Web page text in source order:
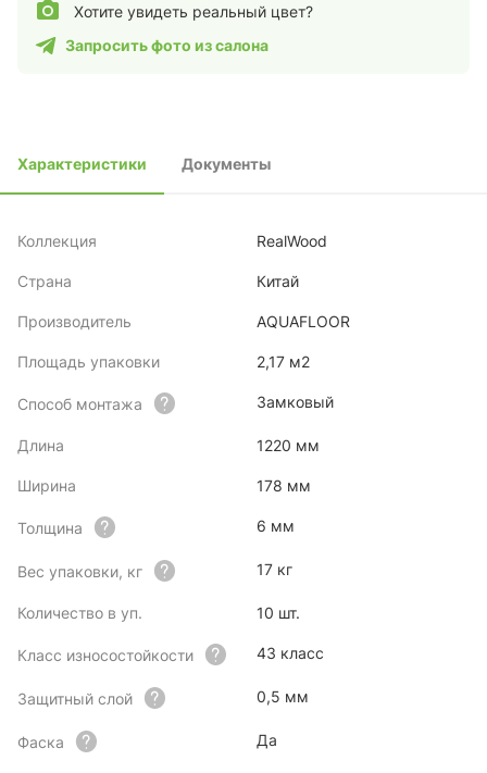
Хотите увидеть реальный цвет?
Запросить фото из салона
Характеристики Документы
Коллекция RealWood
Страна Китай
Производитель AQUAFLOOR
Площадь упаковки 2,17 м2
Способ монтажа Замковый
Длина 1220 мм
Ширина 178 мм
Толщина 6 мм
Вес упаковки, кг 17 кг
Количество в уп. 10 шт.
Класс износостойкости 43 класс
Защитный слой 0,5 мм
Фаска Да